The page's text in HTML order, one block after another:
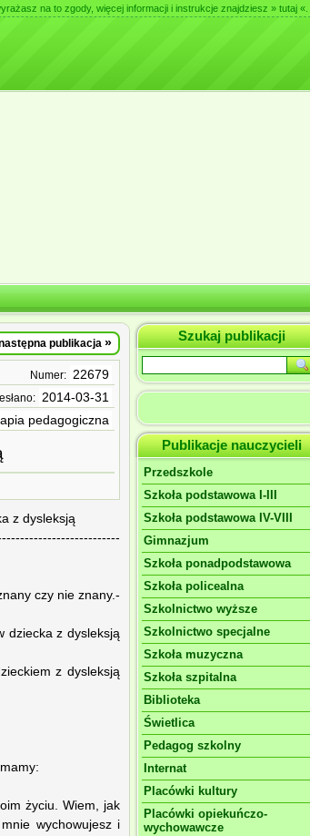
na to zgody, więcej informacji i instrukcje znajdziesz » tutaj «
publikacja »
Numer: 22679
2014-03-31
pedagogiczna
z dysleksją
czy nie znany.-
dziecka z dysleksją
z dysleksją
życiu. Wiem, jak
wychowujesz i
Szukaj publikacji
Publikacje nauczycieli
Przedszkole
Szkoła podstawowa I-III
Szkoła podstawowa IV-VIII
Gimnazjum
Szkoła ponadpodstawowa
Szkoła policealna
Szkolnictwo wyższe
Szkolnictwo specjalne
Szkoła muzyczna
Szkoła szpitalna
Biblioteka
Świetlica
Pedagog szkolny
Internat
Placówki kultury
Placówki opiekuńczo-
wychowawcze